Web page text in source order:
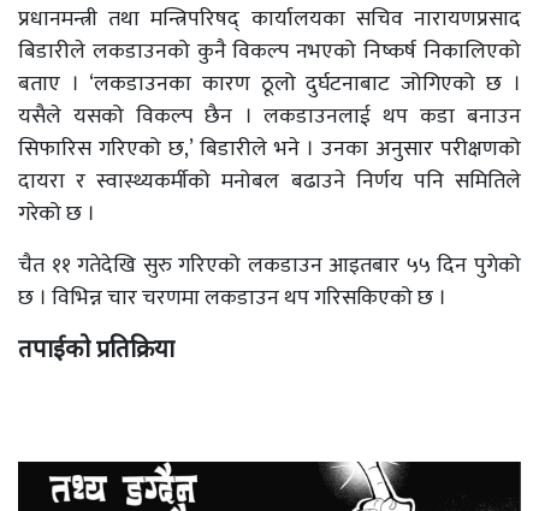
प्रधानमन्त्री तथा मन्त्रिपरिषद् कार्यालयका सचिव नारायणप्रसाद
बिडारीले लकडाउनको कुनै विकल्प नभएको निष्कर्ष निकालिएको
बताए । ‘लकडाउनका कारण ठूलो दुर्घटनाबाट जोगिएको छ ।
यसैले यसको विकल्प छैन । लकडाउनलाई थप कडा बनाउन
सिफारिस गरिएको छ,’ बिडारीले भने । उनका अनुसार परीक्षणको
दायरा र स्वास्थ्यकर्मीको मनोबल बढाउने निर्णय पनि समितिले
गरेको छ ।
चैत ११ गतेदेखि सुरु गरिएको लकडाउन आइतबार ५५ दिन पुगेको
छ । विभिन्न चार चरणमा लकडाउन थप गरिसकिएको छ ।
तपाईको प्रतिक्रिया